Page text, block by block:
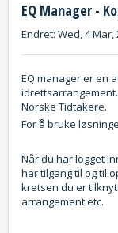
EQ Manager -
Endret: Wed, 4 Mar,
EQ manager er en
Norske Tidtakere.
For å bruke
Når du har logget
har tilgang til og til
kretsen du er
arrangement etc.